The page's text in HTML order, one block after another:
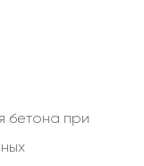
бетона при